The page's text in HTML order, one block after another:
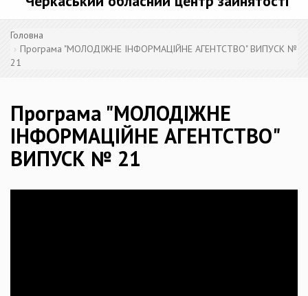
Головна
Програма "МОЛОДІЖНЕ ІНФОРМАЦІЙНЕ АГЕНТСТВО" ВИПУСК №
21
Програма "МОЛОДІЖНЕ
ІНФОРМАЦІЙНЕ АГЕНТСТВО"
ВИПУСК № 21